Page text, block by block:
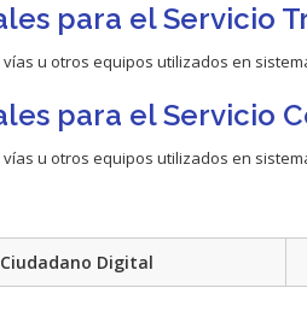
para el Servicio
u otros equipos utilizados en
para el Servicio
u otros equipos utilizados en
Digital